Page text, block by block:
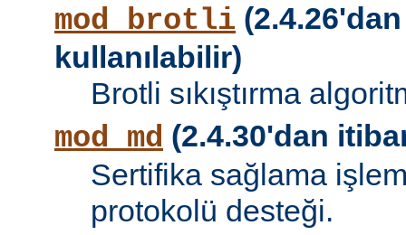
mod_brotli
kullanılabilir)
Brotli sıkıştırma
mod_md (2.4.30'dan
Sertifika sağlama
protokolü desteği.